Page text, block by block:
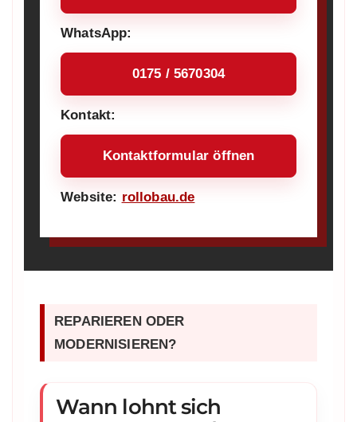
WhatsApp:
0175 / 5670304
Kontakt:
Kontaktformular öffnen
Website: rollobau.de
REPARIEREN ODER
MODERNISIEREN?
Wann lohnt sich